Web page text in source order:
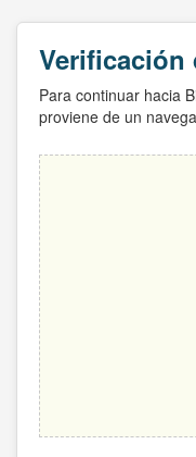
Verificación
Para continuar hacia
proviene de un